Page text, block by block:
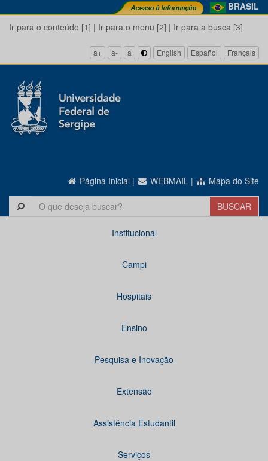
BRASIL
Ir para o conteúdo [1] | Ir para o menu [2] | Ir para a busca [3]
a+ a- a English Español Français
Página Inicial | WEBMAIL | Mapa do Site
Institucional
Campi
Hospitais
Ensino
Pesquisa e Inovação
Extensão
Assistência Estudantil
Serviços